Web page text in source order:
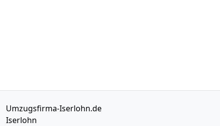
Umzugsfirma-Iserlohn.de
Iserlohn